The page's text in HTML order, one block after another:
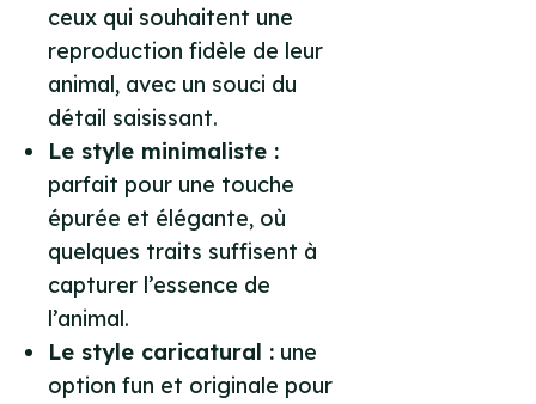
ceux qui souhaitent une
reproduction fidèle de leur
animal, avec un souci du
détail saisissant.
Le style minimaliste :
parfait pour une touche
épurée et élégante, où
quelques traits suffisent à
capturer l’essence de
l’animal.
Le style caricatural : une
option fun et originale pour